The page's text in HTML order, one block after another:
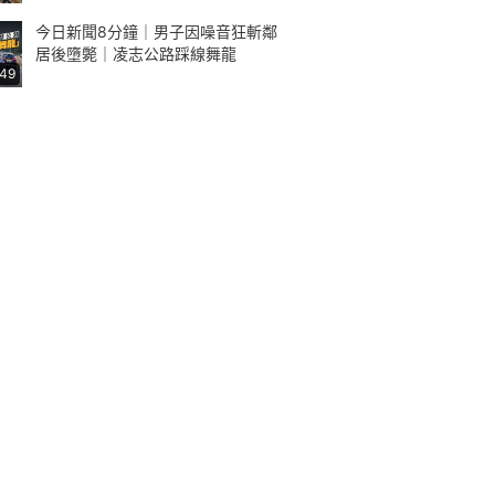
今日新聞8分鐘｜男子因噪音狂斬鄰
居後墮斃｜凌志公路踩線舞龍